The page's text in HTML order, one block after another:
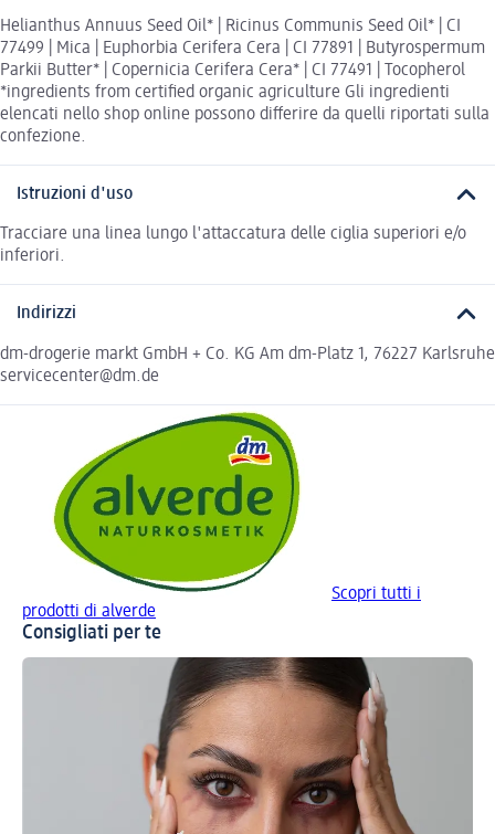
Helianthus Annuus Seed Oil* | Ricinus Communis Seed Oil* | CI
77499 | Mica | Euphorbia Cerifera Cera | CI 77891 | Butyrospermum
Parkii Butter* | Copernicia Cerifera Cera* | CI 77491 | Tocopherol
*ingredients from certified organic agriculture Gli ingredienti
elencati nello shop online possono differire da quelli riportati sulla
confezione.
Istruzioni d'uso
Tracciare una linea lungo l'attaccatura delle ciglia superiori e/o
inferiori.
Indirizzi
dm-drogerie markt GmbH + Co. KG Am dm-Platz 1, 76227 Karlsruhe
servicecenter@dm.de
Scopri tutti i
prodotti di alverde
Consigliati per te